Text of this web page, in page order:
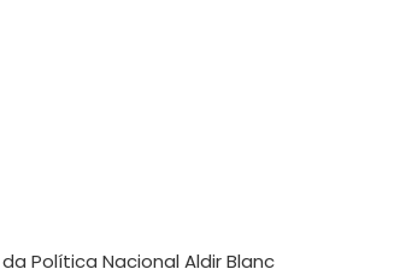
Política Nacional Aldir Blanc